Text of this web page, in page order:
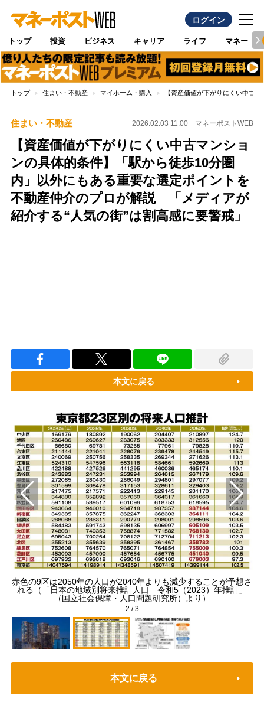
ログイン
トップ 投資 ビジネス キャリア ライフ マネー
トップ 住まい・不動産 マイホーム・購入 【資産価値が下がりにくい中古
住まい・不動産 2026.02.03 11:00 マネーポストWEB
【資産価値が下がりにくい中古マンショ
ンの具体的条件】「駅から徒歩10分圏
内」以外にもある重要な選定ポイントを
不動産仲介のプロが解説 「メディアが
紹介する“人気の街”は割高感に要警戒」
本文に戻る
赤色の9区は2050年の人口が2040年よりも減少することが予想さ
れる（「日本の地域別将来推計人口 令和5（2023）年推計」
（国立社会保障・人口問題研究所）より）
2 /3
本文に戻る